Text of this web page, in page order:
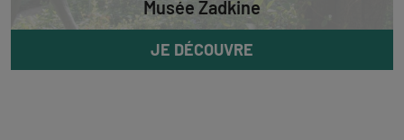
Musée Zadkine
JE DÉCOUVRE